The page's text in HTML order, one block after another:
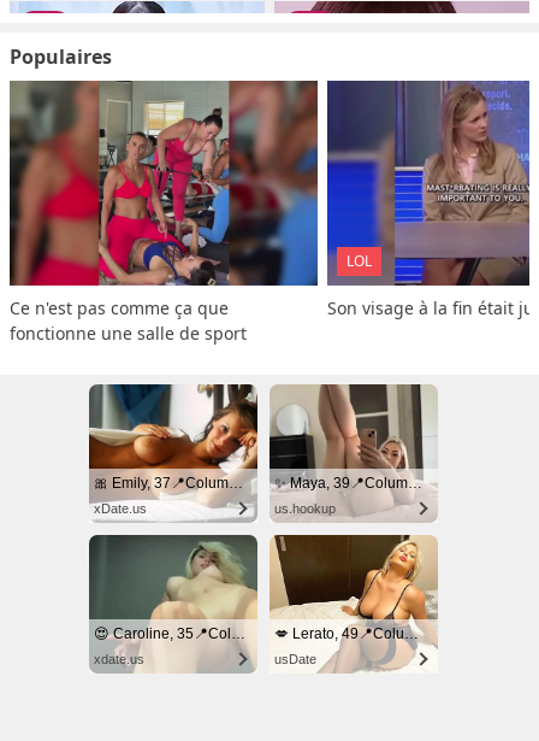
Populaires
Ce n'est pas comme ça que
fonctionne une salle de sport
LOL
Son visage à la fin était